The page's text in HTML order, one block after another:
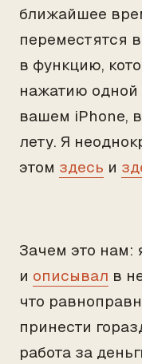
ближайшее
переместятся
в функцию,
нажатию одной
вашем iPhone,
лету. Я
этом здесь и
Зачем это нам:
и описывал в
что
принести
работа за